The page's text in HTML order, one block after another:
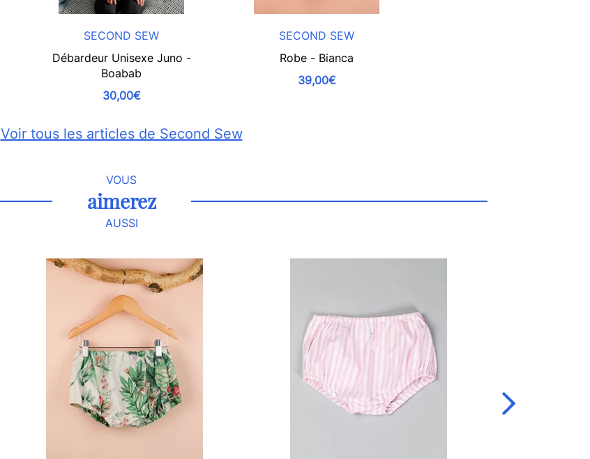
SECOND SEW
Débardeur Unisexe Juno -
Boabab
30,00€
SECOND SEW
Robe - Bianca
39,00€
Voir tous les articles de Second Sew
VOUS
aimerez
AUSSI